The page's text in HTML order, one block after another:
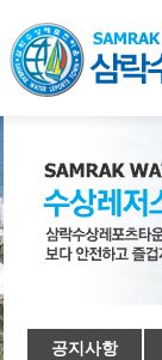
공지사항